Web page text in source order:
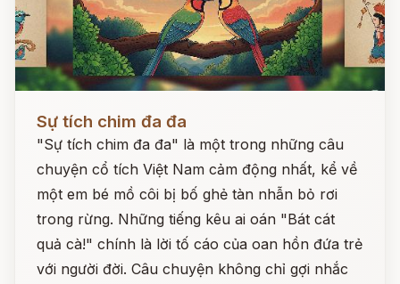
Sự tích chim đa đa
"Sự tích chim đa đa" là một trong những câu
chuyện cổ tích Việt Nam cảm động nhất, kể về
một em bé mồ côi bị bố ghẻ tàn nhẫn bỏ rơi
trong rừng. Những tiếng kêu ai oán "Bát cát
quả cà!" chính là lời tố cáo của oan hồn đứa trẻ
với người đời. Câu chuyện không chỉ gợi nhắc